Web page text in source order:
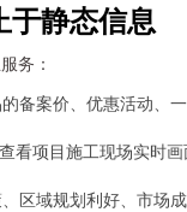
于静态信息
务：
备案价、优惠活动、
看项目施工现场实时
区域规划利好、市场